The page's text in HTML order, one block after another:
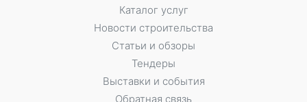
Каталог услуг
Новости строительства
Статьи и обзоры
Тендеры
Выставки и события
Обратная связь